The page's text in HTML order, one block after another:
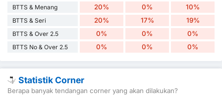
BTTS & Menang 20% 0% 10%
BTTS & Seri 20% 17% 19%
BTTS & Over 2.5 0% 0% 0%
BTTS No & Over 2.5 0% 0% 0%
Statistik Corner
Berapa banyak tendangan corner yang akan dilakukan?